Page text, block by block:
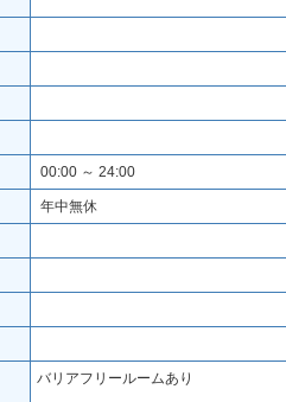
00:00 ～ 24:00
年中無休
バリアフリールームあり